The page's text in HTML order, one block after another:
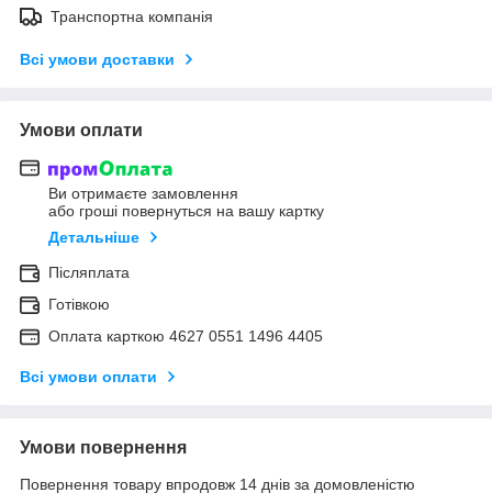
Транспортна компанія
Всі умови доставки
Умови оплати
Ви отримаєте замовлення
або гроші повернуться на вашу картку
Детальніше
Післяплата
Готівкою
Оплата карткою 4627 0551 1496 4405
Всі умови оплати
Умови повернення
Повернення товару впродовж 14 днів за домовленістю